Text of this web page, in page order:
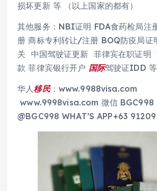
损坏更新 等 （以上国家的都有）
其他服务：NBI证明 FDA食药检局注
册 商标专利转让/注册 BOQ防疫局证
关 中国驾驶证更新 菲律宾在职证明
款 菲律宾银行开户 国际驾驶证IDD 等
华人移民：www.9988visa.com
www.9998visa.com 微信 BGC998
@BGC998 WHAT’S APP+63